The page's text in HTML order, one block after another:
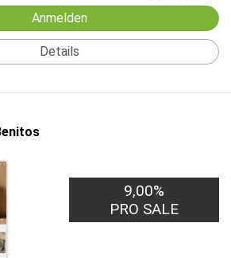
Anmelden
Details
9,00%
PRO SALE